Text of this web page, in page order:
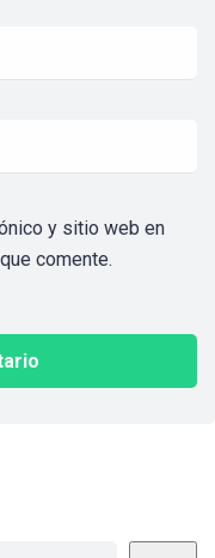
y sitio web en
comente.